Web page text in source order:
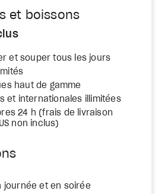
et boissons
et souper tous les jours
haut de gamme
et internationales illimitées
24 h (frais de livraison
non inclus)
journée et en soirée